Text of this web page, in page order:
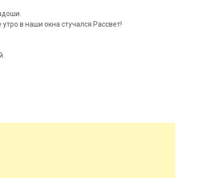
в наши окна стучался Рассвет!